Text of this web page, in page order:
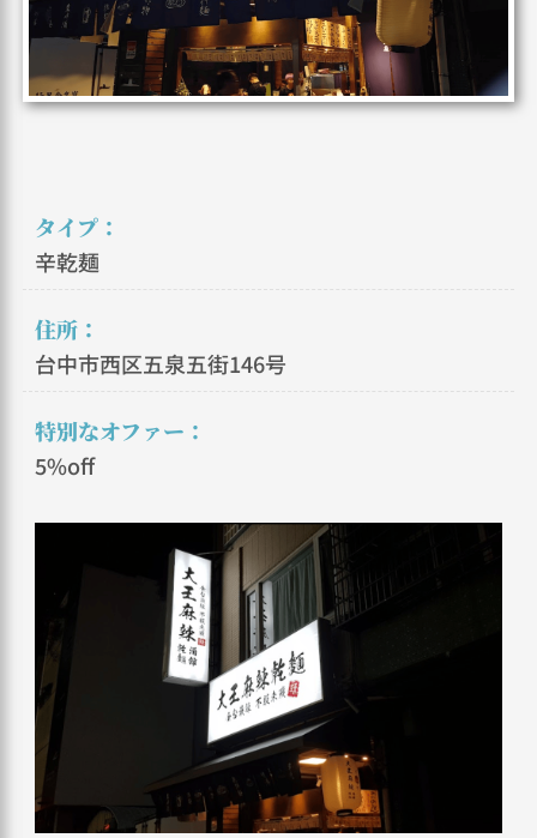
タイプ：
辛乾麺
住所：
台中市西区五泉五街146号
特別なオファー：
5%off